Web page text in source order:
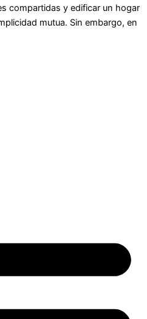
compartidas y edificar un hogar
mutua. Sin embargo, en